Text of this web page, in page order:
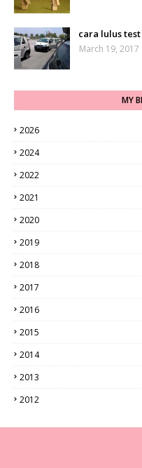
cara lulus
March 19, 2017
MY
2026
2024
2022
2021
2020
2019
2018
2017
2016
2015
2014
2013
2012